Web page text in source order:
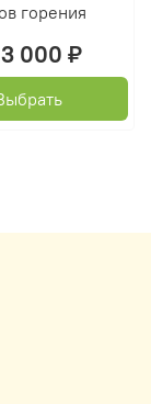
горения
3 000 ₽